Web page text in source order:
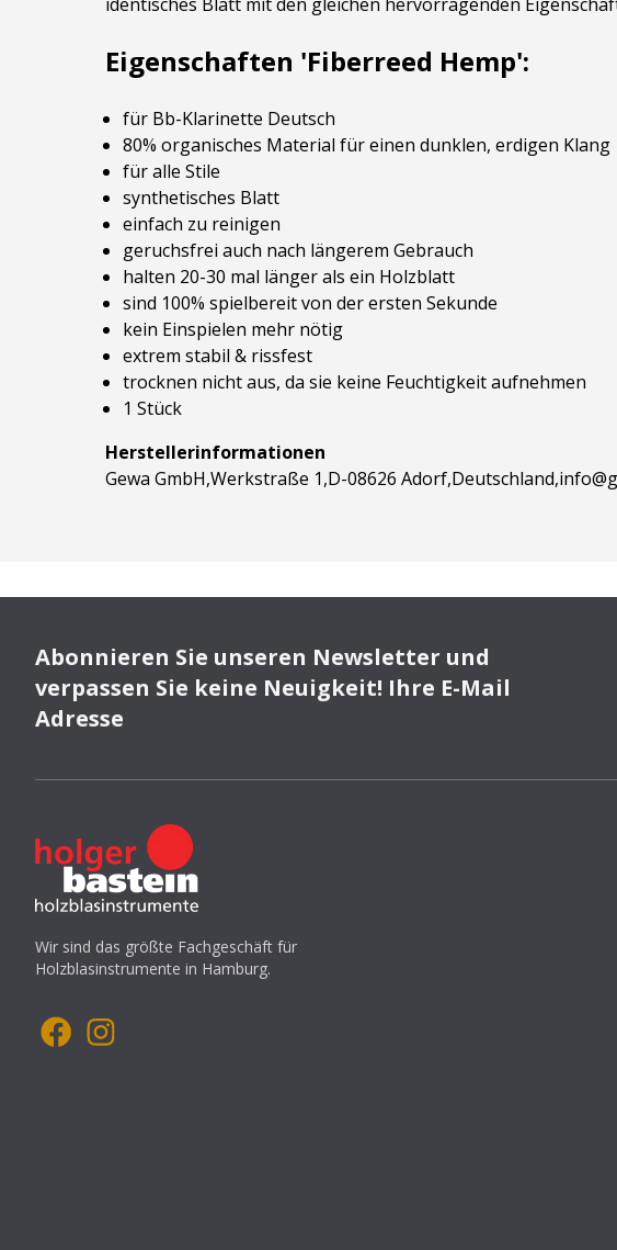
Eigenschaften 'Fiberreed Hemp':
für Bb-Klarinette Deutsch
80% organisches Material für einen dunklen, erdigen Klang
für alle Stile
synthetisches Blatt
einfach zu reinigen
geruchsfrei auch nach längerem Gebrauch
halten 20-30 mal länger als ein Holzblatt
sind 100% spielbereit von der ersten Sekunde
kein Einspielen mehr nötig
extrem stabil & rissfest
trocknen nicht aus, da sie keine Feuchtigkeit aufnehmen
1 Stück
Herstellerinformationen
Gewa GmbH,Werkstraße 1,D-08626
Abonnieren Sie unseren Newsletter und
verpassen Sie keine Neuigkeit! Ihre E-Mail
Adresse
Wir sind das größte Fachgeschäft für
Holzblasinstrumente in Hamburg.